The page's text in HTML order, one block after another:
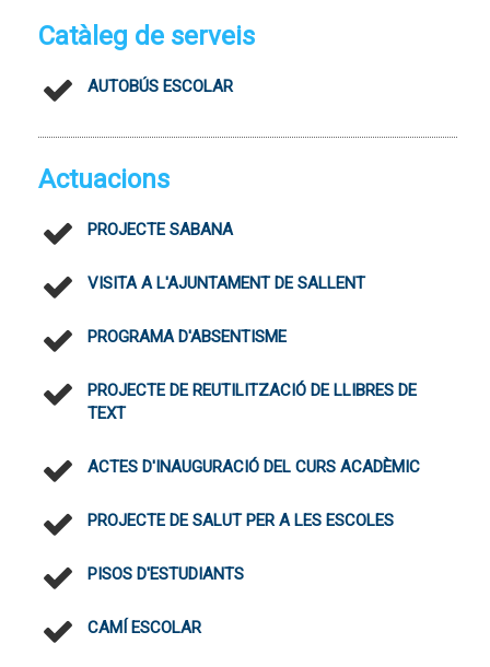
Catàleg de serveis
AUTOBÚS ESCOLAR
Actuacions
PROJECTE SABANA
VISITA A L'AJUNTAMENT DE SALLENT
PROGRAMA D'ABSENTISME
PROJECTE DE REUTILITZACIÓ DE LLIBRES DE
TEXT
ACTES D'INAUGURACIÓ DEL CURS ACADÈMIC
PROJECTE DE SALUT PER A LES ESCOLES
PISOS D'ESTUDIANTS
CAMÍ ESCOLAR